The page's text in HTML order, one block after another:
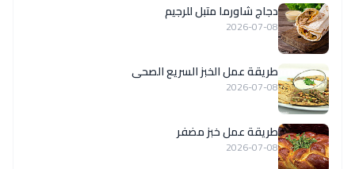
دجاج شاورما متبل للرجيم
2026-07-08
طريقة عمل الخبز السريع الصحى
2026-07-08
طريقة عمل خبز مضفر
2026-07-08